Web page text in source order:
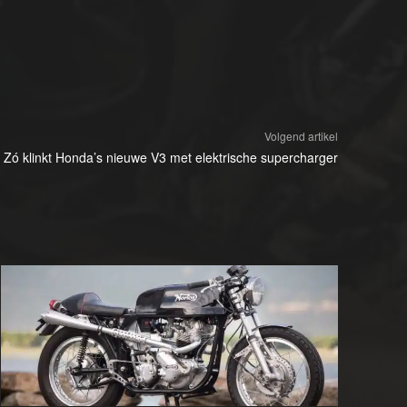
Volgend artikel
Zó klinkt Honda’s nieuwe V3 met elektrische supercharger